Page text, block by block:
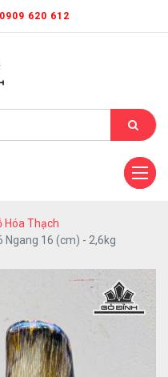
0909 620 612
Hóa Thạch
Ngang 16 (cm) - 2,6kg